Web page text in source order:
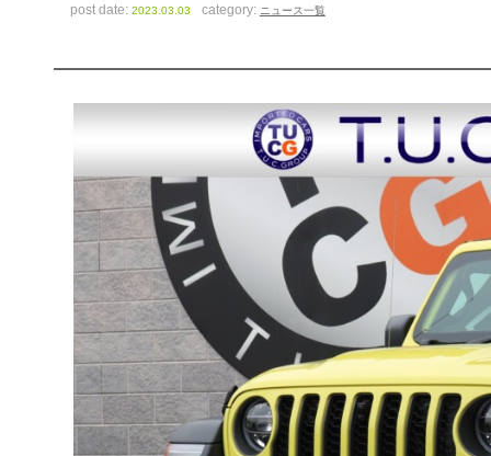
post date:2023.03.03 category: ニュース一覧